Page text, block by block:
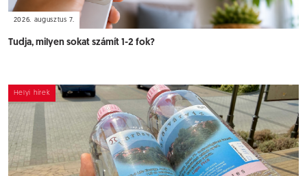
2026. augusztus 7.
Tudja, milyen sokat számít 1-2 fok?
Helyi hírek